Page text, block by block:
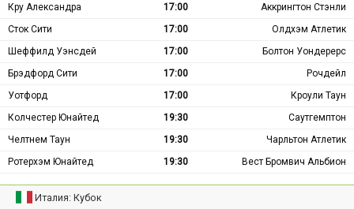
Кру Александра
17:00
Аккрингтон Стэнли
Сток Сити
17:00
Олдхэм Атлетик
Шеффилд Уэнсдей
17:00
Болтон Уондерерс
Брэдфорд Сити
17:00
Рочдейл
Уотфорд
17:00
Кроули Таун
Колчестер Юнайтед
19:30
Саутгемптон
Челтнем Таун
19:30
Чарльтон Атлетик
Ротерхэм Юнайтед
19:30 Вест Бромвич Альбион
Италия: Кубок